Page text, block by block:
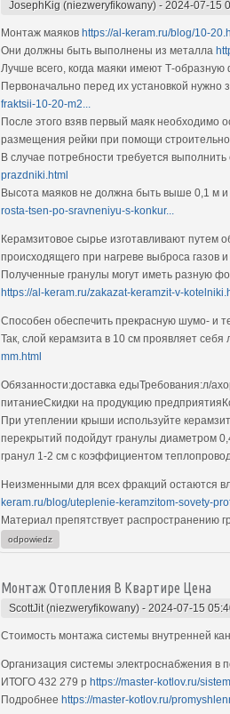
JosephKig (niezweryfikowany) - 2024-07-15
Монтаж маяков https://al-keram.ru/blog/10-
Они должны быть выполнены из металла
Лучше всего, когда маяки имеют Т-
Первоначально перед их установкой
fraktsii-10-20-m2...
После этого взяв первый маяк необходимо
размещения рейки при помощи
В случае потребности требуется
prazdniki.html
Высота маяков не должна быть выше 0,1 м
rosta-tsen-po-sravneniyu-s-konkur...
Керамзитовое сырье изготавливают путем
происходящего при нагреве выброса газов
Полученные гранулы могут иметь разную
https://al-keram.ru/zakazat-keramzit-v-
Способен обеспечить прекрасную шумо- и
Так, слой керамзита в 10 см проявляет
mm.html
Обязанности:доставка едыТребования:л/
питаниеСкидки на продукцию
При утеплении крыши используйте
перекрытий подойдут гранулы диаметром
гранул 1-2 см с коэффициентом
Неизменными для всех фракций остаются
keram.ru/blog/uteplenie-keramzitom-sovety-
Материал препятствует распространению
odpowiedz
Монтаж Отопления В Квартире Цена
ScottJit (niezweryfikowany) - 2024-07-15
Стоимость монтажа системы внутренней
Организация системы электроснабжения в
ИТОГО 432 279 р https://master-kotlov.ru/
Подробнее https://master-kotlov.ru/